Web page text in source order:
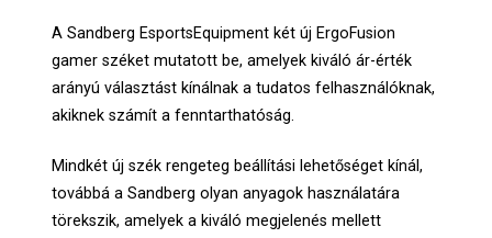
A Sandberg EsportsEquipment két új ErgoFusion
gamer széket mutatott be, amelyek kiváló ár-érték
arányú választást kínálnak a tudatos felhasználóknak,
akiknek számít a fenntarthatóság.
Mindkét új szék rengeteg beállítási lehetőséget kínál,
továbbá a Sandberg olyan anyagok használatára
törekszik, amelyek a kiváló megjelenés mellett